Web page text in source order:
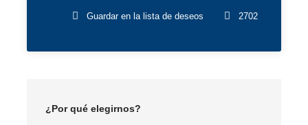
Guardar en la lista de deseos 2702
¿Por qué elegirnos?